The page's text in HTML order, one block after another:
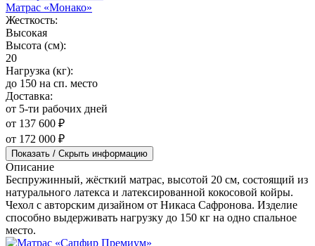
Матрас «Монако»
Жесткость:
Высокая
Высота (см):
20
Нагрузка (кг):
до 150 на сп. место
Доставка:
от 5-ти рабочих дней
от 137 600 ₽
от 172 000 ₽
Показать / Скрыть информацию
Описание
Беспружинный, жёсткий матрас, высотой 20 см, состоящий из
натурального латекса и латексированной кокосовой койры.
Чехол с авторским дизайном от Никаса Сафронова. Изделие
способно выдерживать нагрузку до 150 кг на одно спальное
место.